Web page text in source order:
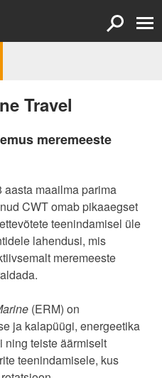
Travel
meremeeste
aasta maailma parima
CWT omab pikaaegset
teenindamisel üle
lahendusi, mis
meremeeste
(ERM) on
ja kalapüügi, energeetika
ning teiste äärmiselt
teenindamisele, kus